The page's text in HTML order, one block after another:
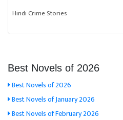
Hindi Crime Stories
Best Novels of 2026
Best Novels of 2026
Best Novels of January 2026
Best Novels of February 2026